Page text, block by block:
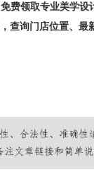
免费领取专业美学
查询门店位置、最